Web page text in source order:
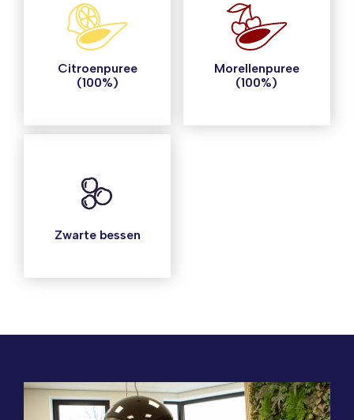
Citroenpuree
(100%)
Morellenpuree
(100%)
Zwarte bessen